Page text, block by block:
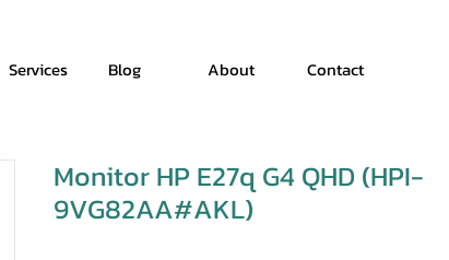
Services Blog About Contact
Monitor HP E27q G4 QHD (HPI-
9VG82AA#AKL)